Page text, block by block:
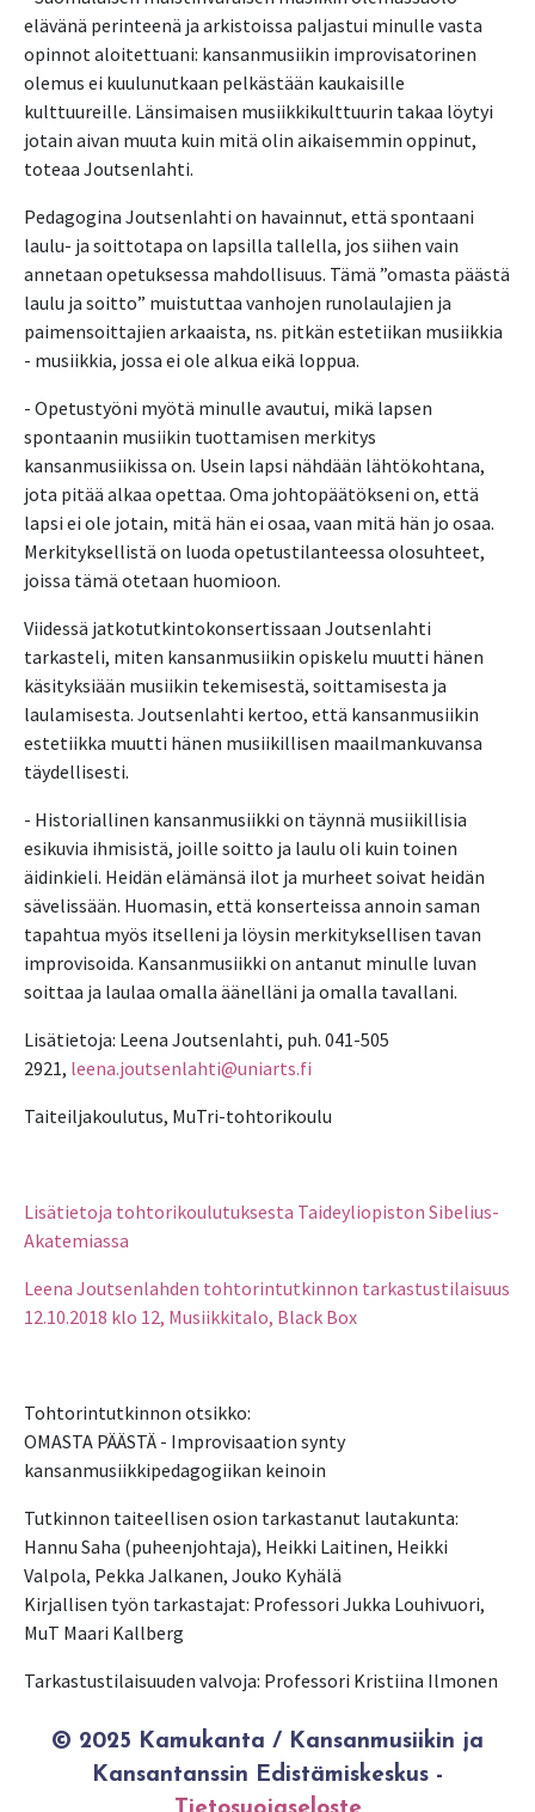
elävänä perinteenä ja arkistoissa paljastui minulle vasta
opinnot aloitettuani: kansanmusiikin improvisatorinen
olemus ei kuulunutkaan pelkästään kaukaisille
kulttuureille. Länsimaisen musiikkikulttuurin takaa löytyi
jotain aivan muuta kuin mitä olin aikaisemmin oppinut,
toteaa Joutsenlahti.
Pedagogina Joutsenlahti on havainnut, että spontaani
laulu- ja soittotapa on lapsilla tallella, jos siihen vain
annetaan opetuksessa mahdollisuus. Tämä ”omasta päästä
laulu ja soitto” muistuttaa vanhojen runolaulajien ja
paimensoittajien arkaaista, ns. pitkän estetiikan musiikkia
- musiikkia, jossa ei ole alkua eikä loppua.
- Opetustyöni myötä minulle avautui, mikä lapsen
spontaanin musiikin tuottamisen merkitys
kansanmusiikissa on. Usein lapsi nähdään lähtökohtana,
jota pitää alkaa opettaa. Oma johtopäätökseni on, että
lapsi ei ole jotain, mitä hän ei osaa, vaan mitä hän jo osaa.
Merkityksellistä on luoda opetustilanteessa olosuhteet,
joissa tämä otetaan huomioon.
Viidessä jatkotutkintokonsertissaan Joutsenlahti
tarkasteli, miten kansanmusiikin opiskelu muutti hänen
käsityksiään musiikin tekemisestä, soittamisesta ja
laulamisesta. Joutsenlahti kertoo, että kansanmusiikin
estetiikka muutti hänen musiikillisen maailmankuvansa
täydellisesti.
- Historiallinen kansanmusiikki on täynnä musiikillisia
esikuvia ihmisistä, joille soitto ja laulu oli kuin toinen
äidinkieli. Heidän elämänsä ilot ja murheet soivat heidän
sävelissään. Huomasin, että konserteissa annoin saman
tapahtua myös itselleni ja löysin merkityksellisen tavan
improvisoida. Kansanmusiikki on antanut minulle luvan
soittaa ja laulaa omalla äänelläni ja omalla tavallani.
Lisätietoja: Leena Joutsenlahti, puh. 041-505
2921, leena.joutsenlahti@uniarts.fi
Taiteiljakoulutus, MuTri-tohtorikoulu
Lisätietoja tohtorikoulutuksesta Taideyliopiston Sibelius-
Akatemiassa
Leena Joutsenlahden tohtorintutkinnon tarkastustilaisuus
12.10.2018 klo 12, Musiikkitalo, Black Box
Tohtorintutkinnon otsikko:
OMASTA PÄÄSTÄ - Improvisaation synty
kansanmusiikkipedagogiikan keinoin
Tutkinnon taiteellisen osion tarkastanut lautakunta:
Hannu Saha (puheenjohtaja), Heikki Laitinen, Heikki
Valpola, Pekka Jalkanen, Jouko Kyhälä
Kirjallisen työn tarkastajat: Professori Jukka Louhivuori,
MuT Maari Kallberg
Tarkastustilaisuuden valvoja: Professori Kristiina Ilmonen
© 2025 Kamukanta / Kansanmusiikin ja
Kansantanssin Edistämiskeskus -